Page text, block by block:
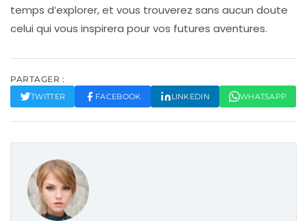
temps d’explorer, et vous trouverez sans aucun doute
celui qui vous inspirera pour vos futures aventures.
PARTAGER :
TWITTER FACEBOOK LINKEDIN WHATSAPP